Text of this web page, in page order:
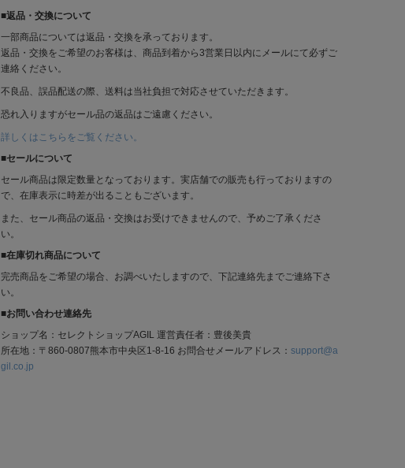
■返品・交換について
一部商品については返品・交換を承っております。
返品・交換をご希望のお客様は、商品到着から3営業日以内にメールにて必ずご
連絡ください。
不良品、誤品配送の際、送料は当社負担で対応させていただきます。
恐れ入りますがセール品の返品はご遠慮ください。
詳しくはこちらをご覧ください。
■セールについて
セール商品は限定数量となっております。実店舗での販売も行っておりますの
で、在庫表示に時差が出ることもございます。
また、セール商品の返品・交換はお受けできませんので、予めご了承くださ
い。
■在庫切れ商品について
完売商品をご希望の場合、お調べいたしますので、下記連絡先までご連絡下さ
い。
■お問い合わせ連絡先
ショップ名：セレクトショップAGIL 運営責任者：豊後美貴
所在地：〒860-0807熊本市中央区1-8-16 お問合せメールアドレス： support@a
gil.co.jp